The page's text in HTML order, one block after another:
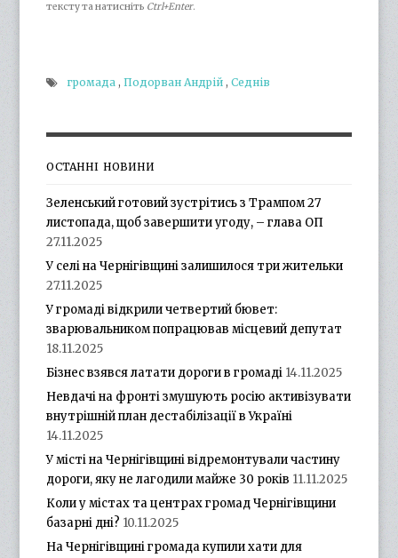
тексту та натисніть Ctrl+Enter.
громада ,Подорван Андрій ,Седнів
ОСТАННІ НОВИНИ
Зеленський готовий зустрітись з Трампом 27
листопада, щоб завершити угоду, – глава ОП
27.11.2025
У селі на Чернігівщині залишилося три жительки
27.11.2025
У громаді відкрили четвертий бювет:
зварювальником попрацював місцевий депутат
18.11.2025
Бізнес взявся латати дороги в громаді 14.11.2025
Невдачі на фронті змушують росію активізувати
внутрішній план дестабілізації в Україні
14.11.2025
У місті на Чернігівщині відремонтували частину
дороги, яку не лагодили майже 30 років 11.11.2025
Коли у містах та центрах громад Чернігівщини
базарні дні? 10.11.2025
На Чернігівщині громада купили хати для